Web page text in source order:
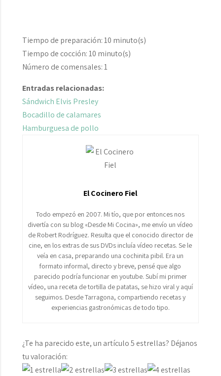
Tiempo de preparación:10 minuto(s)
Tiempo de cocción:10 minuto(s)
Número de comensales:1
Entradas relacionadas:
Sándwich Elvis Presley
Bocadillo de calamares
Hamburguesa de pollo
El Cocinero Fiel
Todo empezó en 2007. Mi tío, que por entonces nos
divertía con su blog «Desde Mi Cocina», me envío un vídeo
de Robert Rodríguez. Resulta que el conocido director de
cine, en los extras de sus DVDs incluía vídeo recetas. Se le
veía en casa, preparando una cochinita pibil. Era un
formato informal, directo y breve, pensé que algo
parecido podría funcionar en youtube. Subí mi primer
vídeo, una receta de tortilla de patatas, se hizo viral y aquí
seguimos. Desde Tarragona, compartiendo recetas y
experiencias gastronómicas de todo tipo.
¿Te ha parecido este, un artículo 5 estrellas? Déjanos
tu valoración: